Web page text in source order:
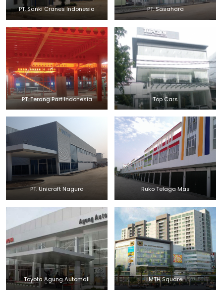
PT. Sanki Cranes Indonesia PT. Sasahara
PT. Terang Part Indonesia Top Cars
PT. Unicraft Nagura Ruko Telaga Mas
Toyota Agung Automall MTH Square